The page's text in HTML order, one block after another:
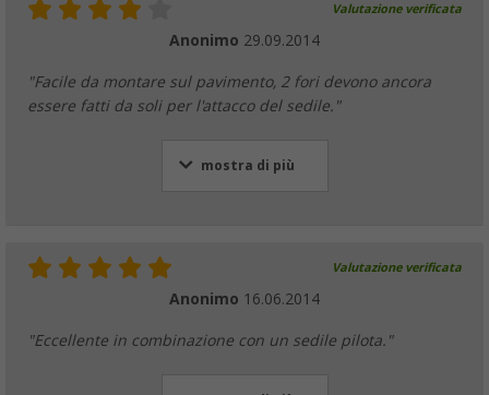
Valutazione verificata
Anonimo 29.09.2014
"Facile da montare sul pavimento, 2 fori devono ancora
essere fatti da soli per l'attacco del sedile."
mostra di più
Valutazione verificata
Anonimo 16.06.2014
"Eccellente in combinazione con un sedile pilota."